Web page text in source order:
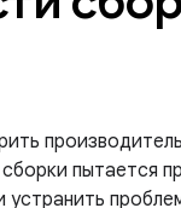
пытается